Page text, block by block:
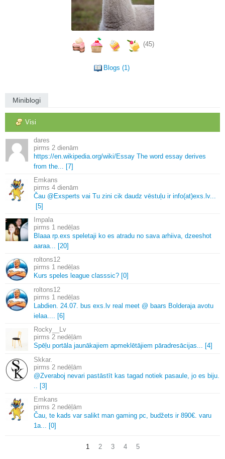
(45)
Blogs (1)
Miniblogi
Visi
dares
2 dienām
https://en. wikipedia. org/wiki/Essay The word essay derives
from the.
[7]
Emkans
4 dienām
Čau @Exsperts vai Tu zini cik daudz vēstuļu ir info(at)exs. lv.
[5]
Impala
1 nedēļas
Blaaa rp. exs speletaji ko es atradu no sava arhiiva, dzeeshot
aaraa.
[20]
roltons12
1 nedēļas
Kurs speles league classsic? [0]
roltons12
1 nedēļas
Labdien. 24. 07. bus exs. lv real meet @ baars Bolderaja avotu
ielaa.
[6]
Rocky__Lv
2 nedēļām
Spēļu portāla jaunākajiem apmeklētājiem pāradresācijas.
[4]
Skkar.
2 nedēļām
@Zveraboj nevari pastāstīt kas tagad notiek pasaule, jo es biju.
[3]
Emkans
2 nedēļām
Čau, te kads var salikt man gaming pc, budžets ir 890€. varu
1a.
[0]
1 2 3 4 5